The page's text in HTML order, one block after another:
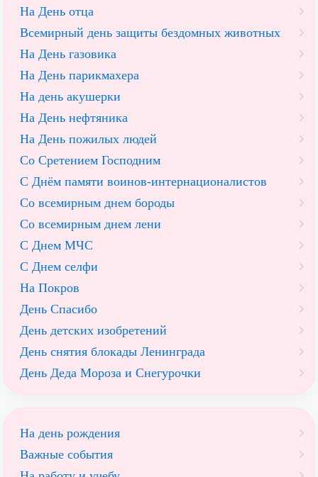
На День отца
Всемирный день защиты бездомных животных
На День газовика
На День парикмахера
На день акушерки
На День нефтяника
На День пожилых людей
Со Сретением Господним
С Днём памяти воинов-интернационалистов
Со всемирным днем бороды
Со всемирным днем лени
С Днем МЧС
С Днем селфи
На Покров
День Спасибо
День детских изобретений
День снятия блокады Ленинграда
День Деда Мороза и Снегурочки
На день рождения
Важные события